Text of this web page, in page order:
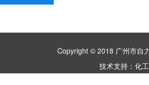
Copyright © 2018 广州市
技术支持： 化